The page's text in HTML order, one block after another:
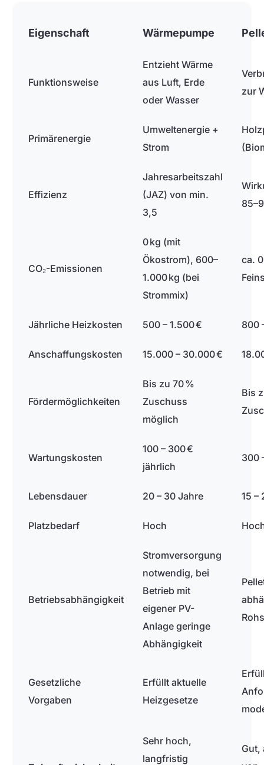
Eigenschaft Wärmepumpe
Funktionsweise
Entzieht Wärme
aus Luft, Erde
oder Wasser
zur
Primärenergie
Umweltenergie +
Strom
Effizienz
Jahresarbeitszahl
(JAZ) von min.
3,5
CO₂-Emissionen
0 kg (mit
Ökostrom), 600–
1.000 kg (bei
Strommix)
ca.
Jährliche Heizkosten 500 – 1.500 € 800
Anschaffungskosten 15.000 – 30.000 €
Fördermöglichkeiten
Bis zu 70 %
Zuschuss
möglich
Bis
Wartungskosten
100 – 300 €
jährlich
300
Lebensdauer 20 – 30 Jahre 15 –
Platzbedarf Hoch
Betriebsabhängigkeit
Stromversorgung
notwendig, bei
Betrieb mit
eigener PV-
Anlage geringe
Abhängigkeit
Gesetzliche
Vorgaben
Erfüllt aktuelle
Heizgesetze
Sehr hoch,
langfristig
Gut,